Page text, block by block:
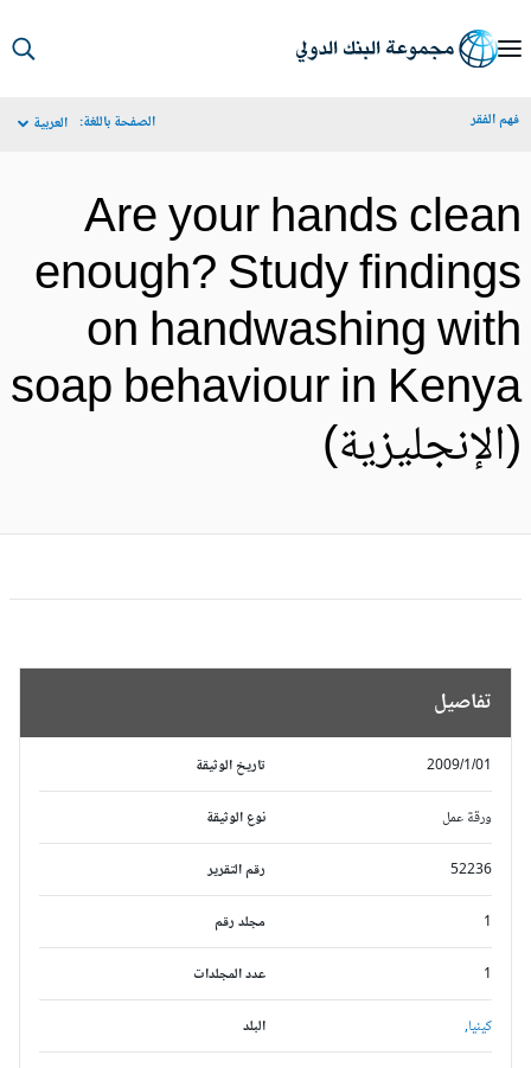
الفقر الصفحة باللغة: العربية
Are your hands
enough? Study
on handwashing
soap behaviour in
تفاصيل
تاريخ الوثيقة 2009/1/01
نوع الوثيقة ورقة عمل
رقم التقرير 52236
مجلد رقم
عدد المجلدات
البلد كينيا,